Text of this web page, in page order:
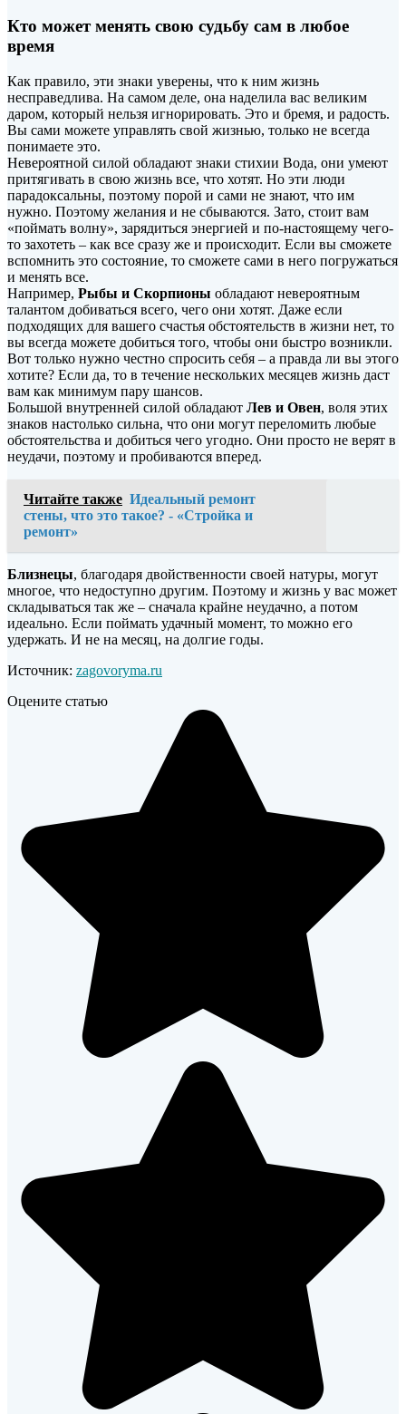
Кто может менять свою судьбу сам в любое
время
Как правило, эти знаки уверены, что к ним жизнь
несправедлива. На самом деле, она наделила вас великим
даром, который нельзя игнорировать. Это и бремя, и радость.
Вы сами можете управлять свой жизнью, только не всегда
понимаете это.
Невероятной силой обладают знаки стихии Вода, они умеют
притягивать в свою жизнь все, что хотят. Но эти люди
парадоксальны, поэтому порой и сами не знают, что им
нужно. Поэтому желания и не сбываются. Зато, стоит вам
«поймать волну», зарядиться энергией и по-настоящему чего-
то захотеть – как все сразу же и происходит. Если вы сможете
вспомнить это состояние, то сможете сами в него погружаться
и менять все.
Например, Рыбы и Скорпионы обладают невероятным
талантом добиваться всего, чего они хотят. Даже если
подходящих для вашего счастья обстоятельств в жизни нет, то
вы всегда можете добиться того, чтобы они быстро возникли.
Вот только нужно честно спросить себя – а правда ли вы этого
хотите? Если да, то в течение нескольких месяцев жизнь даст
вам как минимум пару шансов.
Большой внутренней силой обладают Лев и Овен, воля этих
знаков настолько сильна, что они могут переломить любые
обстоятельства и добиться чего угодно. Они просто не верят в
неудачи, поэтому и пробиваются вперед.
Читайте также Идеальный ремонт
стены, что это такое? - «Стройка и
ремонт»
Близнецы, благодаря двойственности своей натуры, могут
многое, что недоступно другим. Поэтому и жизнь у вас может
складываться так же – сначала крайне неудачно, а потом
идеально. Если поймать удачный момент, то можно его
удержать. И не на месяц, на долгие годы.
Источник: zagovoryma.ru
Оцените статью